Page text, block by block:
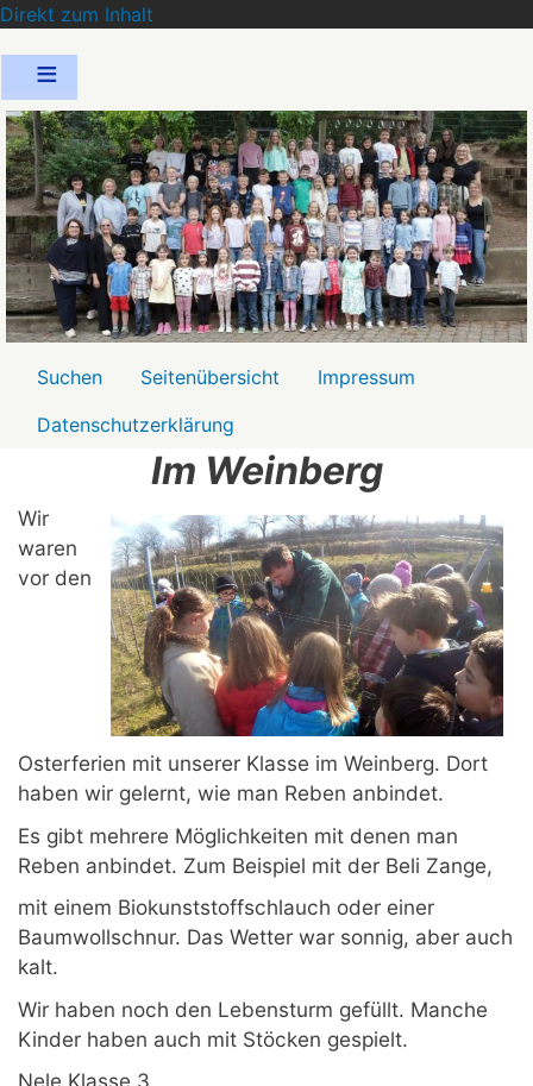
Direkt zum Inhalt
Menü2
Suchen Seitenübersicht
Impressum
Datenschutzerklärung
Im Weinberg
Wir
waren
vor den
Osterferien mit unserer Klasse im Weinberg. Dort
haben wir gelernt, wie man Reben anbindet.
Es gibt mehrere Möglichkeiten mit denen man
Reben anbindet. Zum Beispiel mit der Beli Zange,
mit einem Biokunststoffschlauch oder einer
Baumwollschnur. Das Wetter war sonnig, aber auch
kalt.
Wir haben noch den Lebensturm gefüllt. Manche
Kinder haben auch mit Stöcken gespielt.